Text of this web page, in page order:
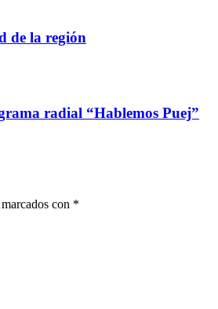
de la región
radial “Hablemos Puej”
con *